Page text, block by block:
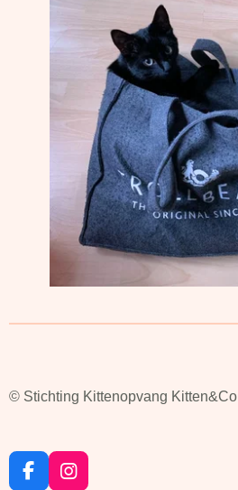
© Stichting Kittenopvang Kitten&Co
F
I